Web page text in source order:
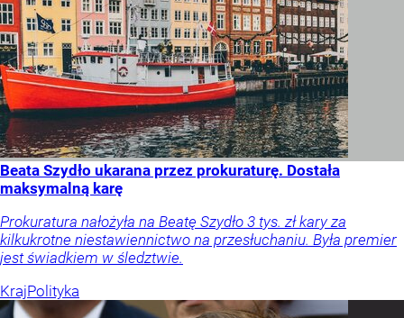
Beata Szydło ukarana przez prokuraturę. Dostała
maksymalną karę
Prokuratura nałożyła na Beatę Szydło 3 tys. zł kary za
kilkukrotne niestawiennictwo na przesłuchaniu. Była premier
jest świadkiem w śledztwie.
KrajPolityka